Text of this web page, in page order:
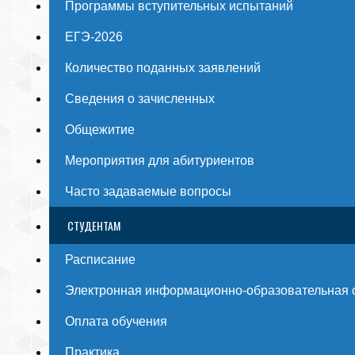
Программы вступительных испытаний
ЕГЭ-2026
Количество поданных заявлений
Сведения о зачисленных
Общежитие
Мероприятия для абитуриентов
Часто задаваемые вопросы
СТУДЕНТАМ
Расписание
Электронная информационно-образовательная
Оплата обучения
Практика